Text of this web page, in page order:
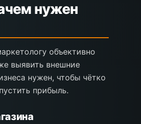
нужен
объективно
выявить внешние
нужен, чтобы чётко
прибыль.